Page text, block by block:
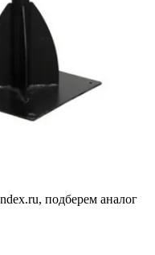
подберем аналог